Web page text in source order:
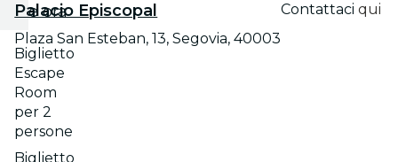
e ora
Biglietto
Escape
Room
per 2
persone
Biglietto
Palacio Episcopal
Plaza San Esteban, 13, Segovia, 40003
Contattaciqui